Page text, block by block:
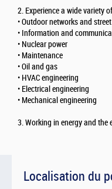
2. Experience a wide variety
• Outdoor networks and
• Information and
• Nuclear power
• Maintenance
• Oil and gas
• HVAC engineering
• Electrical engineering
• Mechanical engineering
3. Working in energy and the
Localisation du